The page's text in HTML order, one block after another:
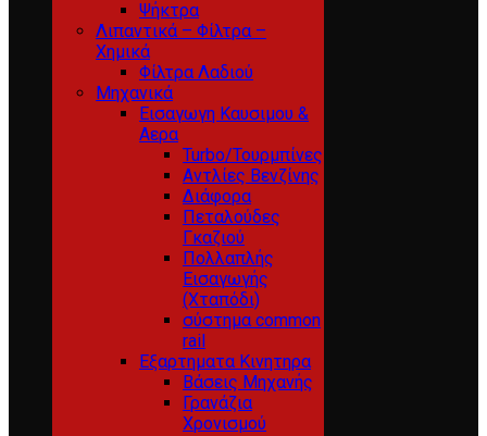
Ψήκτρα
Λιπαντικά – Φίλτρα –
Χημικά
Φίλτρα Λαδιού
Μηχανικά
Εισαγωγη Καυσιμου &
Αερα
Turbo/Τουρμπίνες
Αντλίες Βενζίνης
Διάφορα
Πεταλούδες
Γκαζιού
Πολλαπλής
Εισαγωγής
(Χταπόδι)
σύστημα common
rail
Εξαρτηματα Κινητηρα
Βάσεις Μηχανής
Γρανάζια
Χρονισμού